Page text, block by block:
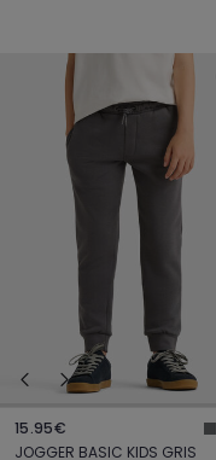
15.95€
JOGGER BASIC KIDS GRIS